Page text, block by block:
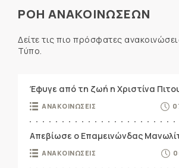
ΡΟΗ ΑΝΑΚΟΙΝΩΣΕΩΝ
Δείτε τις πιο πρόσφατες
Τύπο.
Έφυγε από τη ζωή η Χριστίνα
ΑΝΑΚΟΙΝΩΣΕΙΣ
Απεβίωσε ο Επαμεινώνδας
ΑΝΑΚΟΙΝΩΣΕΙΣ